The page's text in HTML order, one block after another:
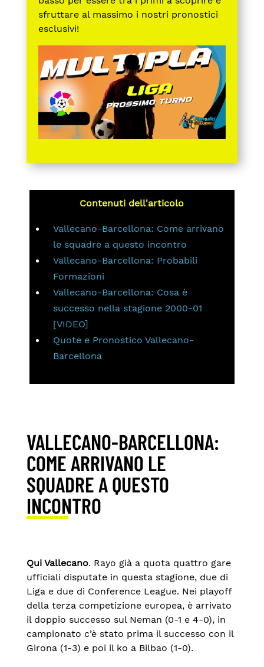
sfruttare al massimo i nostri pronostici
esclusivi!
Contenuti dell'articolo
Vallecano-Barcellona: Come arrivano
le squadre a questo incontro
Vallecano-Barcellona: Probabili
Formazioni
Vallecano-Barcellona: Cosa è
successo nella stagione 2000-01
[VIDEO]
Quote e Pronostico Vallecano-
Barcellona
VALLECANO-BARCELLONA:
COME ARRIVANO LE
SQUADRE A QUESTO
INCONTRO
Qui Vallecano. Rayo già a quota quattro gare
ufficiali disputate in questa stagione, due di
Liga e due di Conference League. Nei playoff
della terza competizione europea, è arrivato
il doppio successo sul Neman (0-1 e 4-0), in
campionato c’è stato prima il successo con il
Girona (1-3) e poi il ko a Bilbao (1-0).